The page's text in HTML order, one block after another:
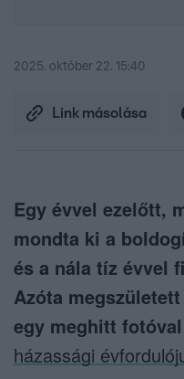
2025. október 22. 15:40
Link másolása
Egy évvel ezelőtt,
mondta ki a
és a nála tíz évvel
Azóta
egy meghitt
házassági